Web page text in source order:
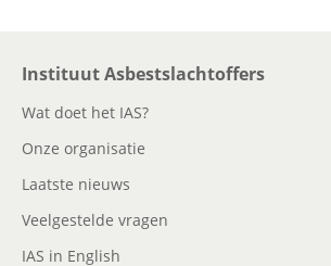
Zoeken
Instituut Asbestslachtoffers
Wat doet het IAS?
Onze organisatie
Laatste nieuws
Veelgestelde vragen
IAS in English